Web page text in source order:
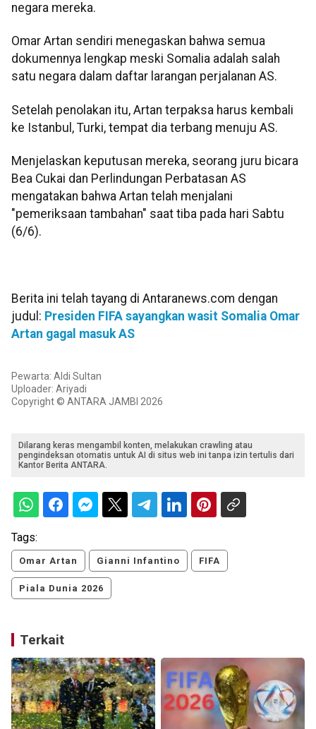
negara mereka.
Omar Artan sendiri menegaskan bahwa semua
dokumennya lengkap meski Somalia adalah salah
satu negara dalam daftar larangan perjalanan AS.
Setelah penolakan itu, Artan terpaksa harus kembali
ke Istanbul, Turki, tempat dia terbang menuju AS.
Menjelaskan keputusan mereka, seorang juru bicara
Bea Cukai dan Perlindungan Perbatasan AS
mengatakan bahwa Artan telah menjalani
"pemeriksaan tambahan" saat tiba pada hari Sabtu
(6/6).
Berita ini telah tayang di Antaranews.com dengan
judul: Presiden FIFA sayangkan wasit Somalia Omar
Artan gagal masuk AS
Pewarta: Aldi Sultan
Uploader: Ariyadi
Copyright © ANTARA JAMBI 2026
Dilarang keras mengambil konten, melakukan crawling atau
pengindeksan otomatis untuk AI di situs web ini tanpa izin tertulis dari
Kantor Berita ANTARA.
Tags:
Omar Artan Gianni Infantino FIFA
Piala Dunia 2026
Terkait